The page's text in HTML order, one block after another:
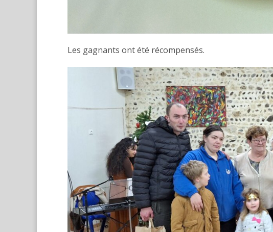
Les gagnants ont été récompensés.